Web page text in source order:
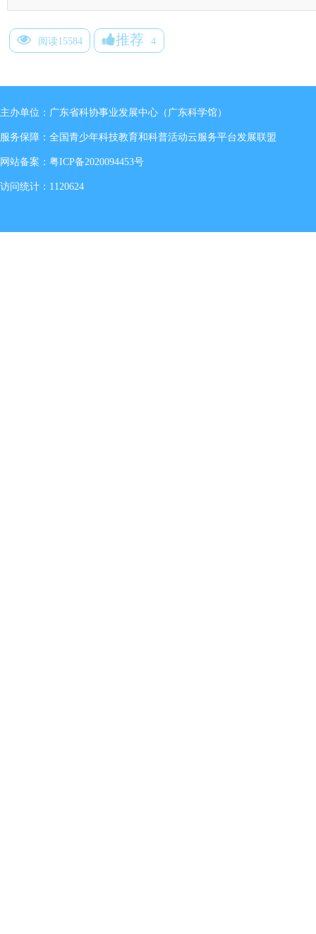
阅读15584 推荐 4
主办单位：广东省科协事业发展中心（广东科学馆）
服务保障：全国青少年科技教育和科普活动云服务平台发展联盟
网站备案： 粤ICP备2020094453号
访问统计：1120624